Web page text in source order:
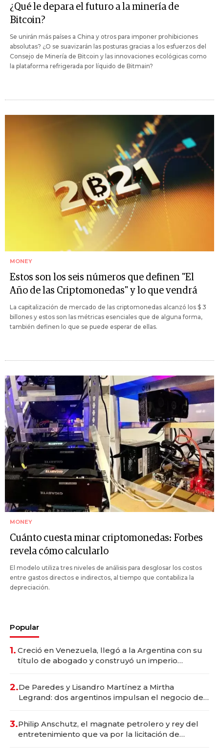
¿Qué le depara el futuro a la minería de
Bitcoin?
Se unirán más países a China y otros para imponer prohibiciones
absolutas? ¿O se suavizarán las posturas gracias a los esfuerzos del
Consejo de Minería de Bitcoin y las innovaciones ecológicas como
la plataforma refrigerada por líquido de Bitmain?
MONEY
Estos son los seis números que definen "El
Año de las Criptomonedas" y lo que vendrá
La capitalización de mercado de las criptomonedas alcanzó los $ 3
billones y estos son las métricas esenciales que de alguna forma,
también definen lo que se puede esperar de ellas.
MONEY
Cuánto cuesta minar criptomonedas: Forbes
revela cómo calcularlo
El modelo utiliza tres niveles de análisis para desglosar los costos
entre gastos directos e indirectos, al tiempo que contabiliza la
depreciación.
Popular
1. Creció en Venezuela, llegó a la Argentina con su
título de abogado y construyó un imperio
2.De Paredes y Lisandro Martínez a Mirtha
Legrand: dos argentinos impulsan el negocio del
3.Philip Anschutz, el magnate petrolero y rey del
entretenimiento que va por la licitación de